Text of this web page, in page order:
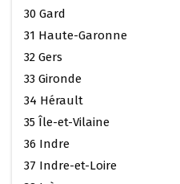
30 Gard
31 Haute-Garonne
32 Gers
33 Gironde
34 Hérault
35 Île-et-Vilaine
36 Indre
37 Indre-et-Loire